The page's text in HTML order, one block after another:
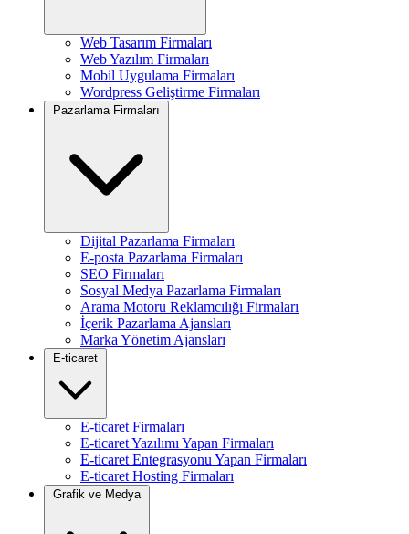
Web Tasarım Firmaları
Web Yazılım Firmaları
Mobil Uygulama Firmaları
Wordpress Geliştirme Firmaları
Pazarlama Firmaları
Dijital Pazarlama Firmaları
E-posta Pazarlama Firmaları
SEO Firmaları
Sosyal Medya Pazarlama Firmaları
Arama Motoru Reklamcılığı Firmaları
İçerik Pazarlama Ajansları
Marka Yönetim Ajansları
E-ticaret
E-ticaret Firmaları
E-ticaret Yazılımı Yapan Firmaları
E-ticaret Entegrasyonu Yapan Firmaları
E-ticaret Hosting Firmaları
Grafik ve Medya